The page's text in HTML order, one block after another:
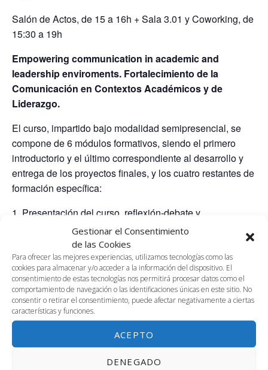
Gestionar el Consentimiento
de las Cookies
Para ofrecer las mejores experiencias, utilizamos tecnologías como las
cookies para almacenar y/o acceder a la información del dispositivo. El
consentimiento de estas tecnologías nos permitirá procesar datos como el
comportamiento de navegación o las identificaciones únicas en este sitio. No
consentir o retirar el consentimiento, puede afectar negativamente a ciertas
características y funciones.
ACEPTO
DENEGADO
Salón de Actos, de 15 a 16h + Sala 3.01 y Coworking, de
15:30 a 19h
Empowering communication in academic and
leadership enviroments. Fortalecimiento de la
Comunicación en Contextos Académicos y de
Liderazgo.
El curso, impartido bajo modalidad semipresencial, se
compone de 6 módulos formativos, siendo el primero
introductorio y el último correspondiente al desarrollo y
entrega de los proyectos finales, y los cuatro restantes de
formación específica:
1. Presentación del curso, reflexión-debate y
benchmarking inicial (online, 0,5 ECTS). 5 horas lectivas
(5 online síncronas) y 7,5 horas no lectivas.
2. Identidad digital y visibilidad científica online (híbrido, 1
ECTS). 10 h lectivas (4 presenciales y 6 online
síncronas) y 15 h no lectivas.
3. Comunicación académica oral y escrita: componentes
y técnicas clave (híbrido, 1,25 ECTS). 12,5 h lectivas (5
presenciales y 7,5 online síncronas) y 18,75 h no lectivas.
4. Presentaciones científicas eficaces e innovadoras:
storytelling y visualización de la información (híbrido,